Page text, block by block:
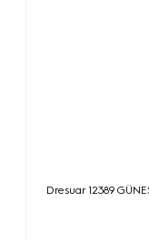
Dresuar 12389